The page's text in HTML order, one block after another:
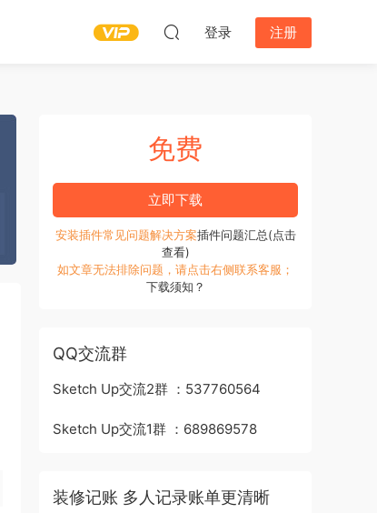
登录 注册
免费
立即下载
安装插件常见问题解决方案插件问题汇总(点击
查看)
如文章无法排除问题，请点击右侧联系客服；
下载须知？
QQ交流群
Sketch Up交流2群 ：537760564
Sketch Up交流1群 ：689869578
装修记账 多人记录账单更清晰